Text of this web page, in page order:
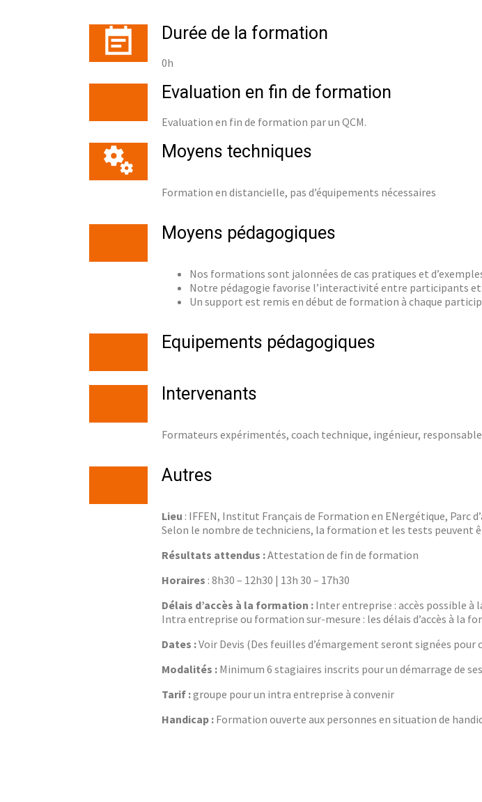
Durée de la formation
0h
Evaluation en fin de formation
Evaluation en fin de formation par un QCM.
Moyens techniques
Formation en distancielle, pas d’équipements nécessaires
Moyens pédagogiques
Nos formations sont jalonnées de cas pratiques et
Notre pédagogie favorise l’interactivité entre participants
Un support est remis en début de formation à chaque
Equipements pédagogiques
Intervenants
Formateurs expérimentés, coach technique, ingénieur,
Autres
Lieu : IFFEN, Institut Français de Formation en ENergétique, Parc
Selon le nombre de techniciens, la formation et les tests peuvent
Résultats attendus :Attestation de fin de formation
Horaires : 8h30 – 12h30 | 13h 30 – 17h30
Délais d’accès à la formation :Inter entreprise : accès possible à
Intra entreprise ou formation sur-mesure : les délais d’accès à la
Dates :Voir Devis (Des feuilles d’émargement seront signées pour
Modalités :Minimum 6 stagiaires inscrits pour un démarrage de
Tarif :groupe pour un intra entreprise à convenir
Handicap :Formation ouverte aux personnes en situation de